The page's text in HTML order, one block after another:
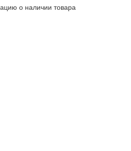
о наличии товара